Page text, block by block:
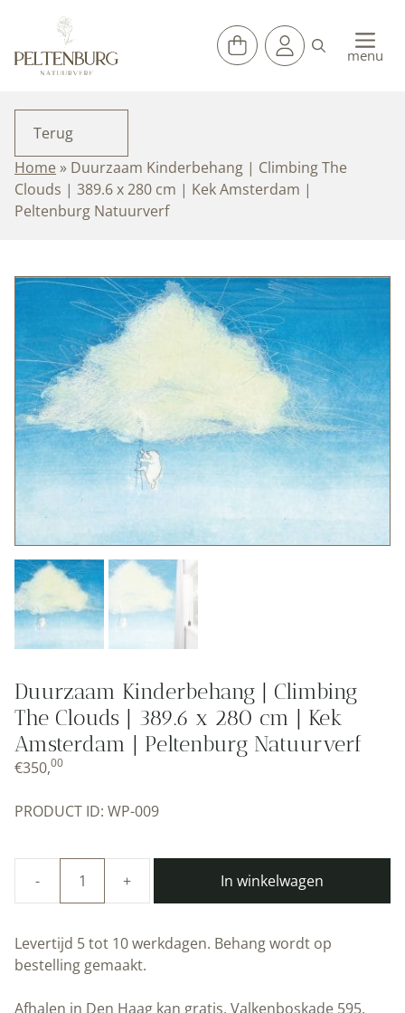
de
inhoud
menu
Terug
Home » Duurzaam Kinderbehang | Climbing The
Clouds | 389.6 x 280 cm | Kek Amsterdam |
Peltenburg Natuurverf
Duurzaam Kinderbehang | Climbing
The Clouds | 389.6 x 280 cm | Kek
Amsterdam | Peltenburg Natuurverf
€350,00
PRODUCT ID: WP-009
Climbing
Clouds
In winkelwagen
Levertijd 5 tot 10 werkdagen. Behang wordt op
bestelling gemaakt.
Afhalen in Den Haag kan gratis, Valkenboskade 595.